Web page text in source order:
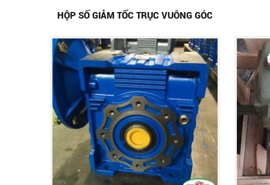
HỘP SỐ GIẢM TỐC TRỤC VUÔNG GÓC